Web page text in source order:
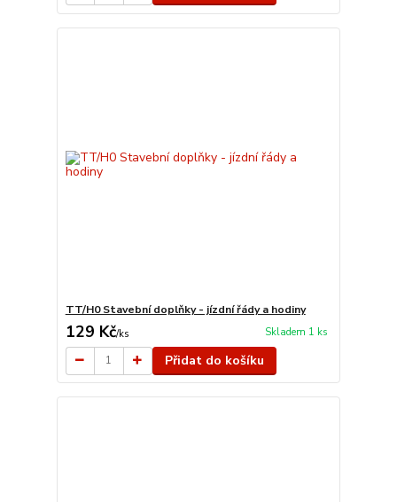
TT/H0 Stavební doplňky - jízdní řády a hodiny
129 Kč/ks Skladem 1 ks
Přidat do košíku